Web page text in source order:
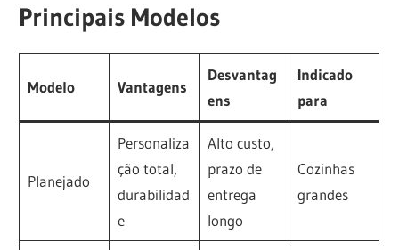
Principais Modelos
Modelo Vantagens
Desvantag
ens
Indicado
para
Planejado
Personaliza
ção total,
durabilidad
e
Alto custo,
prazo de
entrega
longo
Cozinhas
grandes